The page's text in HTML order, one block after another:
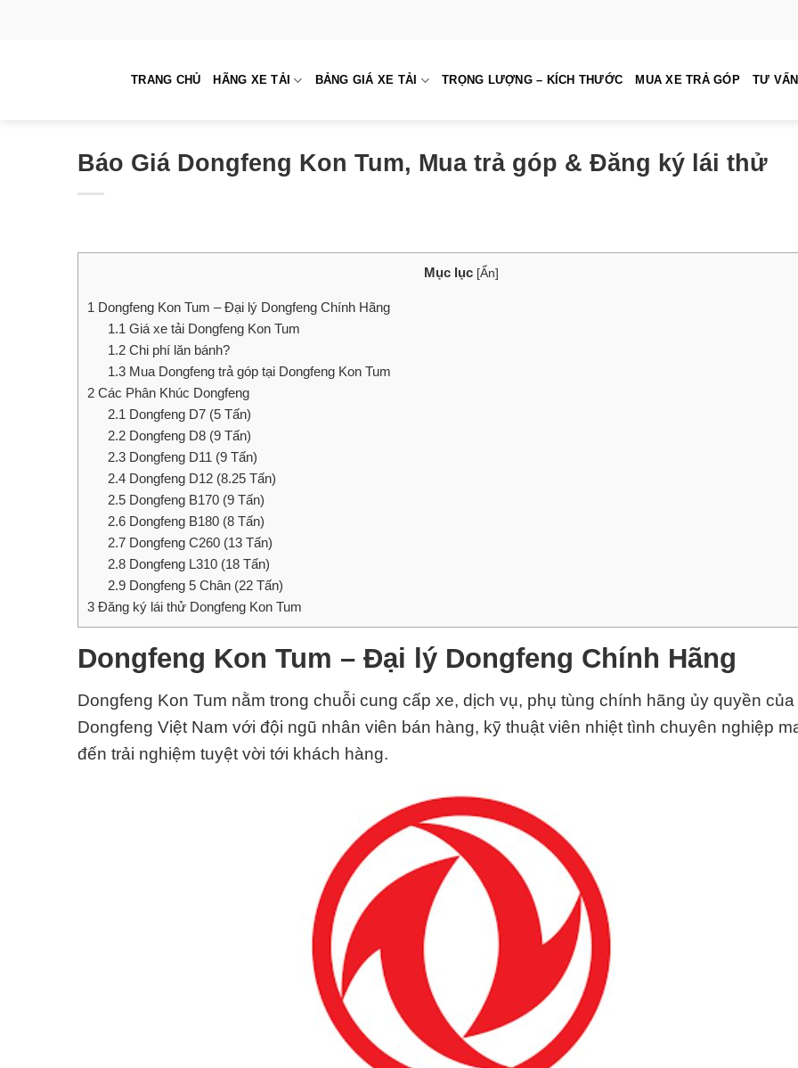
TRANG CHỦ HÃNG XE TẢI BẢNG GIÁ XE TẢI TRỌNG LƯỢNG – KÍCH THƯỚC MUA XE TRẢ GÓP TƯ
Báo Giá Dongfeng Kon Tum, Mua trả góp & Đăng ký lái thử
Mục lục [Ẩn]
1 Dongfeng Kon Tum – Đại lý Dongfeng Chính Hãng
1.1 Giá xe tải Dongfeng Kon Tum
1.2Chi phí lăn bánh?
1.3Mua Dongfeng trả góp tại Dongfeng Kon Tum
2 Các Phân Khúc Dongfeng
2.1 Dongfeng D7 (5 Tấn)
2.2Dongfeng D8 (9 Tấn)
2.3Dongfeng D11 (9 Tấn)
2.4Dongfeng D12 (8.25 Tấn)
2.5Dongfeng B170 (9 Tấn)
2.6Dongfeng B180 (8 Tấn)
2.7Dongfeng C260 (13 Tấn)
2.8Dongfeng L310 (18 Tấn)
2.9Dongfeng 5 Chân (22 Tấn)
3 Đăng ký lái thử Dongfeng Kon Tum
Dongfeng Kon Tum – Đại lý Dongfeng Chính Hãng
Dongfeng Kon Tum nằm trong chuỗi cung cấp xe, dịch vụ, phụ tùng chính hãng ủy quyền của
Dongfeng Việt Nam với đội ngũ nhân viên bán hàng, kỹ thuật viên nhiệt tình chuyên nghiệp
đến trải nghiệm tuyệt vời tới khách hàng.